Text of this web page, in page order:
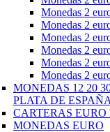
Monedas 2
Monedas 2
Monedas 2
Monedas 2
Monedas 2
Monedas 2
MONEDAS 12 20
PLATA DE ESPAÑA
CARTERAS EURO
MONEDAS EURO